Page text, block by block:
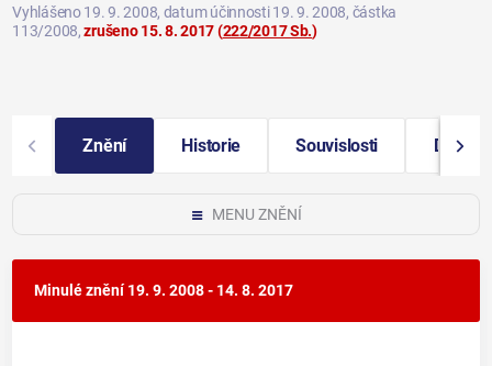
Vyhlášeno 19. 9. 2008, datum účinnosti 19. 9. 2008, částka
113/2008,zrušeno 15. 8. 2017(222/2017 Sb.)
Znění Historie Souvislosti Další
MENU ZNĚNÍ
Minulé znění19. 9. 2008 - 14. 8. 2017